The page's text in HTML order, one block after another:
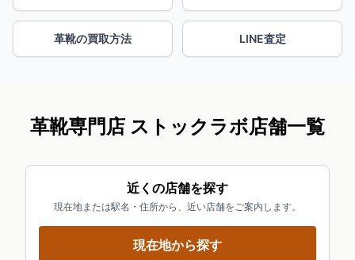
革靴の買取方法 LINE査定
革靴専門店 ストックラボ店舗一覧
近くの店舗を探す
現在地または駅名・住所から、近い店舗をご案内します。
現在地から探す